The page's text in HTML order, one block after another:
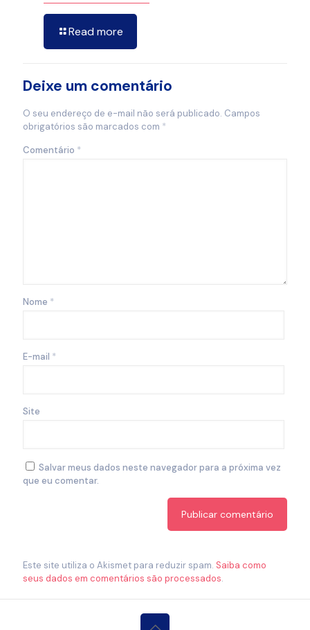
Read more
Deixe um comentário
O seu endereço de e-mail não será publicado. Campos
obrigatórios são marcados com *
Comentário *
Nome *
E-mail *
Site
Salvar meus dados neste navegador para a próxima vez
que eu comentar.
Este site utiliza o Akismet para reduzir spam. Saiba como
seus dados em comentários são processados.